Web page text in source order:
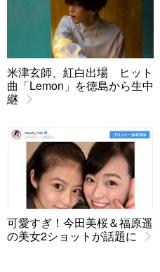
米津玄師、紅白出場 ヒット
曲「Lemon」を徳島から生中
継
可愛すぎ！今田美桜＆福原遥
の美女2ショットが話題に